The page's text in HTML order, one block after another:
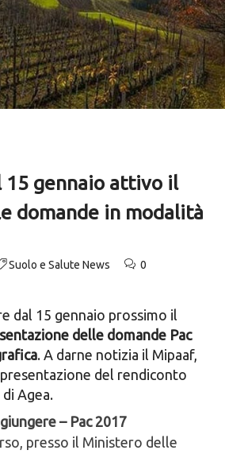
15 gennaio attivo il
domande in modalità
Suolo e Salute News 0
dal 15 gennaio prossimo il
delle domande Pac
. A darne notizia il Mipaaf,
del rendiconto
Agea.
– Pac 2017
presso il Ministero delle